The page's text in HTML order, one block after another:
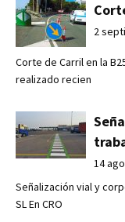
2
Corte de Carril en la
realizado recien
14
Señalización vial y
SL En CRO